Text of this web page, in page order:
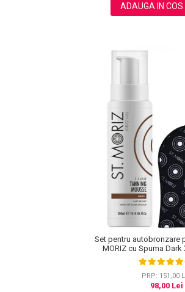
ADAUGA IN COS
Set pentru autobronzare
MORIZ cu Spuma Dark
PRP: 151,00
98,00 Lei